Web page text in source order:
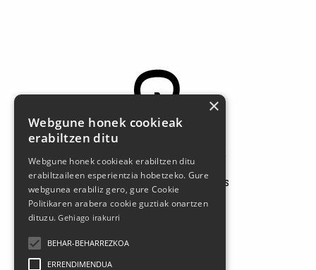
Larrasoloeta, 3 48200 Durango
Tel.: 94 681 80 66
gerediaga@durangokoazoka.eus
×
Webgune honek cookieak
erabiltzen ditu
Webgune honek cookieak erabiltzen ditu
erabiltzaileen esperientzia hobetzeko. Gure
webgunea erabiliz gero, gure Cookie
Politikaren arabera cookie guztiak onartzen
dituzu.Gehiago irakurri
BEHAR-BEHARREZKOA
ERRENDIMENDUA